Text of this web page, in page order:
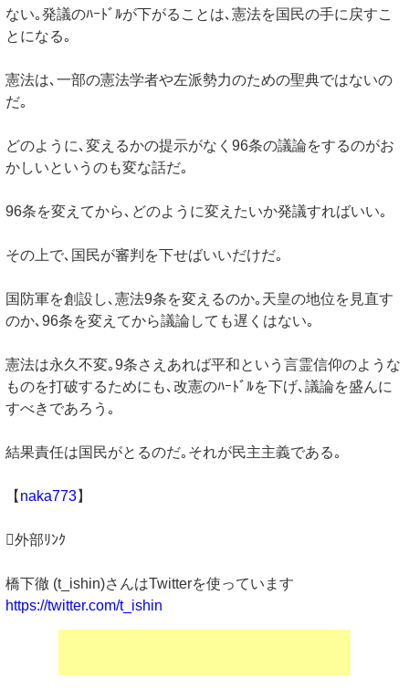
ない｡発議のﾊｰﾄﾞﾙが下がることは､憲法を国民の手に戻すこ
とになる｡
憲法は､一部の憲法学者や左派勢力のための聖典ではないの
だ｡
どのように､変えるかの提示がなく96条の議論をするのがお
かしいというのも変な話だ｡
96条を変えてから､どのように変えたいか発議すればいい｡
その上で､国民が審判を下せばいいだけだ｡
国防軍を創設し､憲法9条を変えるのか｡天皇の地位を見直す
のか､96条を変えてから議論しても遅くはない｡
憲法は永久不変｡9条さえあれば平和という言霊信仰のような
ものを打破するためにも､改憲のﾊｰﾄﾞﾙを下げ､議論を盛んに
すべきであろう｡
結果責任は国民がとるのだ｡それが民主主義である｡
【 naka773】
外部ﾘﾝｸ
橋下徹 (t_ishin)さんはTwitterを使っています
https://twitter.com/t_ishin